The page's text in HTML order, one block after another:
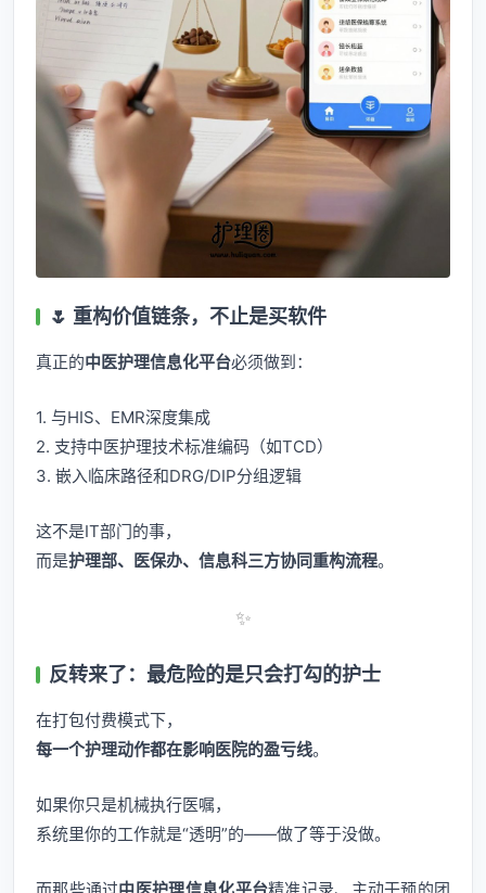
🌷 重构价值链条，不止是买软件
真正的中医护理信息化平台必须做到：
1. 与HIS、EMR深度集成
2. 支持中医护理技术标准编码（如TCD）
3. 嵌入临床路径和DRG/DIP分组逻辑
这不是IT部门的事，
而是护理部、医保办、信息科三方协同重构流程。
✨
反转来了：最危险的是只会打勾的护士
在打包付费模式下，
每一个护理动作都在影响医院的盈亏线。
如果你只是机械执行医嘱，
系统里你的工作就是“透明”的——做了等于没做。